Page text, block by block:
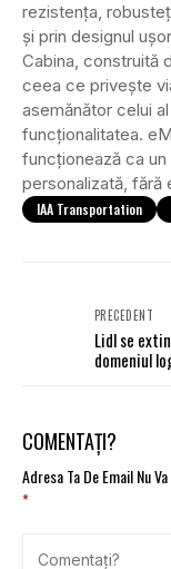
rezistența,
și prin designul
Cabina, construită
ceea ce privește
asemănător celui
funcționalitatea.
funcționează ca
personalizată, fără
IAA Transportation
PRECEDENT
Lidl se
domeniul
COMENTAȚI?
Adresa Ta De Email Nu
*